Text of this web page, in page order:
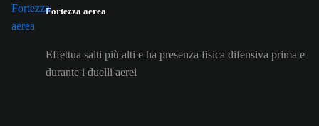
Fortezza aerea
Effettua salti più alti e ha presenza fisica difensiva prima e
durante i duelli aerei